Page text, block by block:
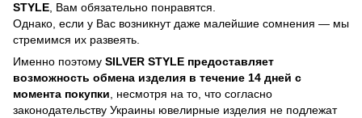
STYLE , Вам обязательно понравятся.
Однако, если у Вас возникнут даже малейшие сомнения — мы
стремимся их развеять.
Именно поэтому SILVER STYLE предоставляет
возможность обмена изделия в течение 14 дней с
момента покупки , несмотря на то, что согласно
законодательству Украины ювелирные изделия не подлежат